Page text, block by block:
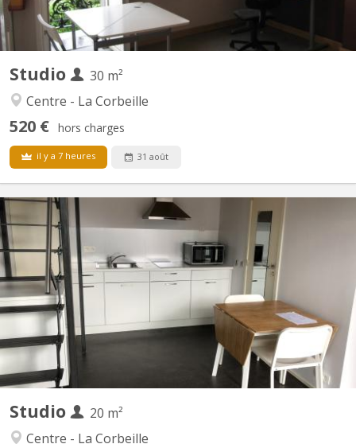
Studio
30 m²
Centre - La Corbeille
520 € hors charges
il y a 7 heures 31 août
Studio
20 m²
Centre - La Corbeille
Studio pour étudiant(e) au 1er étage dans un immeuble de kots
étudiants Un cadre parfait pour étudier, vivre confortablement et
profiter d’un environnement dynamique. Pièce de vie lumineuse
avec espace nuit en mezzanine, cuisine équipée et salle de
douche avec toilette. Espace à vivre agréablement...